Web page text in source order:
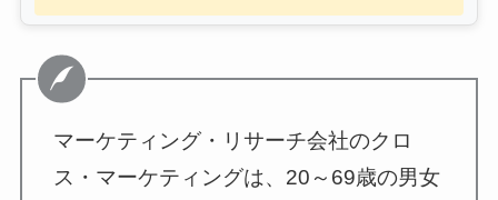
マーケティング・リサーチ会社のクロ
ス・マーケティングは、20～69歳の男女